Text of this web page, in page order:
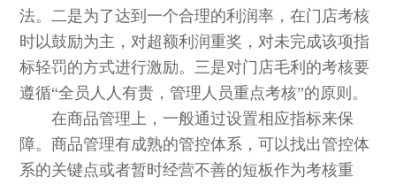
法。二是为了达到一个合理的利润率，在门店考核
时以鼓励为主，对超额利润重奖，对未完成该项指
标轻罚的方式进行激励。三是对门店毛利的考核要
遵循“全员人人有责，管理人员重点考核”的原则。
在商品管理上，一般通过设置相应指标来保
障。商品管理有成熟的管控体系，可以找出管控体
系的关键点或者暂时经营不善的短板作为考核重